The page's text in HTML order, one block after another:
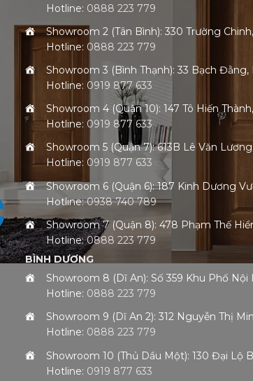
Hotline: 0888 223 779
Showroom 2 (Tân Bình): 330 Trường
Hotline: 0888 223 779
Showroom 3 (Bình Thạnh): 33 Bạch
Hotline: 0919 877 633
Showroom 4 (Quận 10): 147 Tô Hiến
Hotline: 0919 877 633
Showroom 5 (Quận 7): 613B Lê Văn
Hotline: 0919 877 633
Showroom 6 (Quận 6): 187 Kinh Dương
Hotline:0938 740 789
Showroom 7 (Quận 8): 478 Phạm Thế
Hotline:0888 223 779
BÌNH DƯƠNG
Showroom 8 (Dĩ An): Số 359 Khu Phố
Hotline: 0888 223 779
Showroom 9 (Dĩ An 2): 312 Nguyễn Thị
Hotline: 0888 223 779
Showroom 10 (Thủ Dầu Một): 130 Đại Lộ
Hotline: 0919 877 633